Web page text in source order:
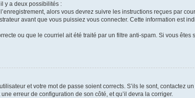
y a deux possibilités :
alors vous devrez suivre les instructions reçues par
avant que vous puissiez vous connecter. Cette information est
ou que le courriel ait été traité par un filtre anti-spam. Si vous êtes
et votre mot de passe soient corrects. S’ils le sont, contactez
erreur de configuration de son côté, et qu’il devra la corriger.